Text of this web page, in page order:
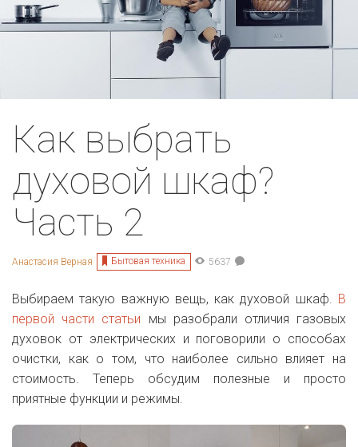
Как выбрать
духовой шкаф?
Часть 2
Анастасия Верная Бытовая техника 5637
Выбираем такую важную вещь, как духовой шкаф. В
первой части статьи мы разобрали отличия газовых
духовок от электрических и поговорили о способах
очистки, как о том, что наиболее сильно влияет на
стоимость. Теперь обсудим полезные и просто
приятные функции и режимы.